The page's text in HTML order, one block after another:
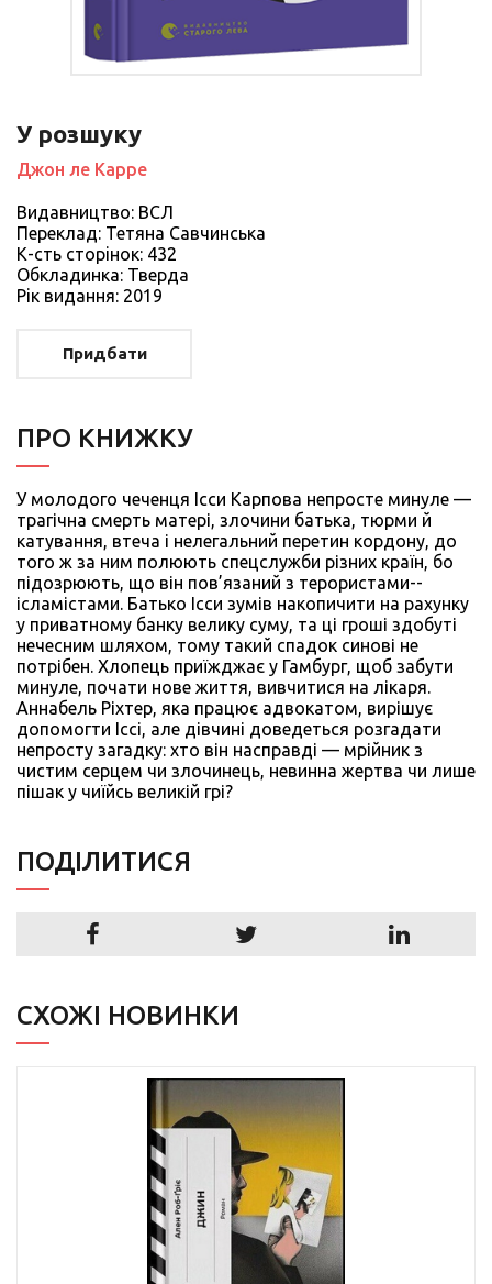
У розшуку
Джон ле Карре
Видавництво: ВСЛ
Переклад: Тетяна Савчинська
К-сть сторiнок: 432
Обкладинка: Тверда
Рiк видання: 2019
Придбати
ПРО КНИЖКУ
У молодого чеченця Ісси Карпова непросте минуле —
трагічна смерть матері, злочини батька, тюрми й
катування, втеча і нелегальний перетин кордону, до
того ж за ним полюють спецслужби різних країн, бо
підозрюють, що він пов’язаний з терористами-­
ісламістами. Батько Ісси зумів накопичити на рахунку
у приватному банку велику суму, та ці гроші здобуті
нечесним шляхом, тому такий спадок синові не
потрібен. Хлопець приїжджає у Гамбург, щоб забути
минуле, почати нове життя, вивчитися на лікаря.
Аннабель Ріхтер, яка працює адвокатом, вирішує
допомогти Іссі, але дівчині доведеться розгадати
непросту загадку: хто він насправді — мрійник з
чистим серцем чи злочинець, невинна жертва чи лише
пішак у чиїйсь великій грі?
ПОДIЛИТИСЯ
СХОЖІ НОВИНКИ